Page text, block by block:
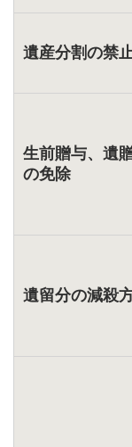
遺産分割の禁
生前贈与、遺
の免除
遺留分の減殺